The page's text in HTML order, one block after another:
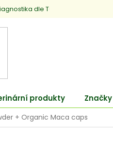
dle TCM
produkty Značky
+ Organic Maca caps